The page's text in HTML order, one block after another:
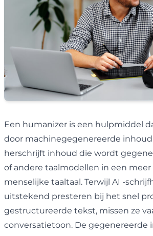
Een humanizer is een hulpmiddel
door machinegegenereerde
herschrijft inhoud die wordt
of andere taalmodellen in een
menselijke taaltaal. Terwijl AI -
uitstekend presteren bij het snel
gestructureerde tekst, missen ze
conversatietoon. De gegenereerde